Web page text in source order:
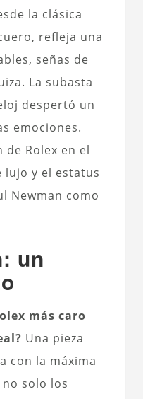
la clásica
refleja una
señas de
La subasta
despertó un
emociones.
de Rolex en el
lujo y el estatus
Newman como
un
más caro
Una pieza
con la máxima
solo los